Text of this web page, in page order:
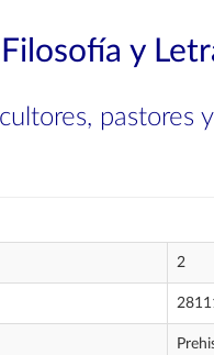
y
pastores
2